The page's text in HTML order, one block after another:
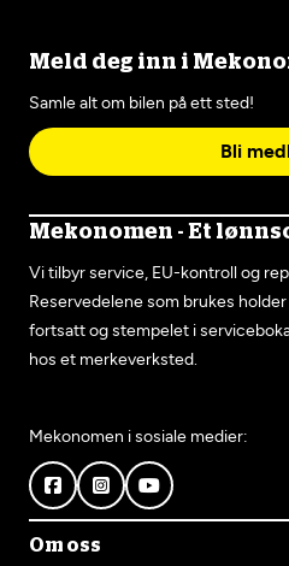
Meld deg inn i
Samle alt om bilen på ett sted!
Bli
Mekonomen - Et
Vi tilbyr service, EU-kontroll og
Reservedelene som brukes
fortsatt og stempelet i
hos et merkeverksted.
Mekonomen i sosiale medier:
Om oss